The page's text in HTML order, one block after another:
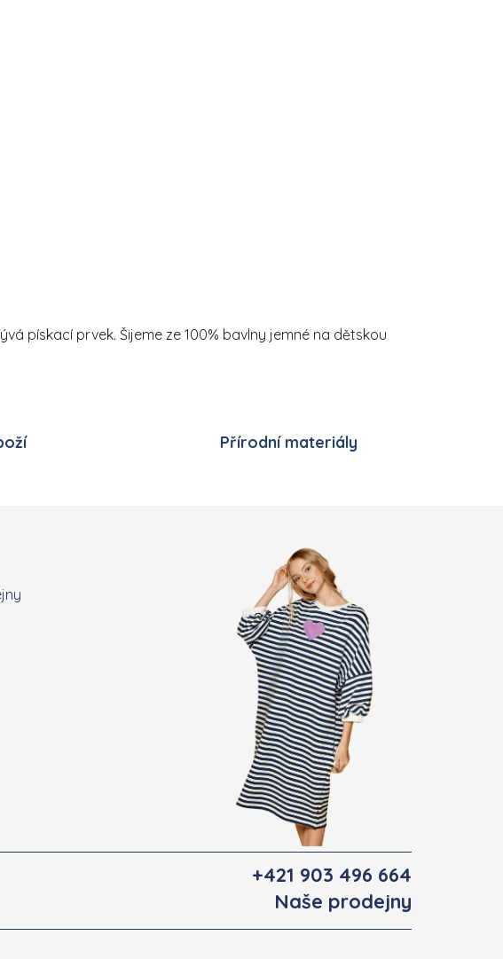
pískací prvek. Šijeme ze 100% bavlny jemné na dětskou
Přírodní materiály
+421 903 496 664
Naše prodejny